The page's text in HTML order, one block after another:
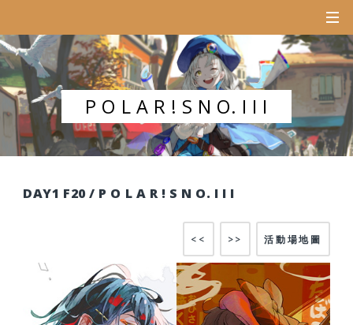
P O L A R ! S N O. I I I
DAY1 F20 / P O L A R ! S N O. I I I
活動場地圖
>>
<<